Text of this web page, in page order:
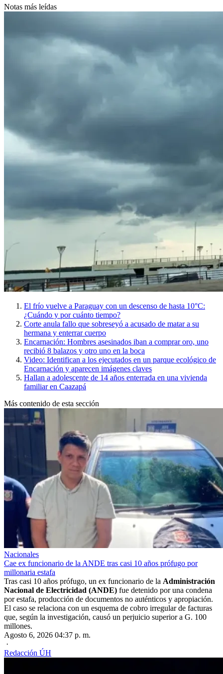
Notas más leídas
El frío vuelve a Paraguay con un descenso de hasta 10°C:
¿Cuándo y por cuánto tiempo?
Corte anula fallo que sobreseyó a acusado de matar a su
hermana y enterrar cuerpo
Encarnación: Hombres asesinados iban a comprar oro, uno
recibió 8 balazos y otro uno en la boca
Video: Identifican a los ejecutados en un parque ecológico de
Encarnación y aparecen imágenes claves
Hallan a adolescente de 14 años enterrada en una vivienda
familiar en Caazapá
Más contenido de esta sección
Nacionales
Cae ex funcionario de la ANDE tras casi 10 años prófugo por
millonaria estafa
Tras casi 10 años prófugo, un ex funcionario de la Administración
Nacional de Electricidad (ANDE) fue detenido por una condena
por estafa, producción de documentos no auténticos y apropiación.
El caso se relaciona con un esquema de cobro irregular de facturas
que, según la investigación, causó un perjuicio superior a G. 100
millones.
Agosto 6, 2026 04:37 p. m.
·
Redacción ÚH